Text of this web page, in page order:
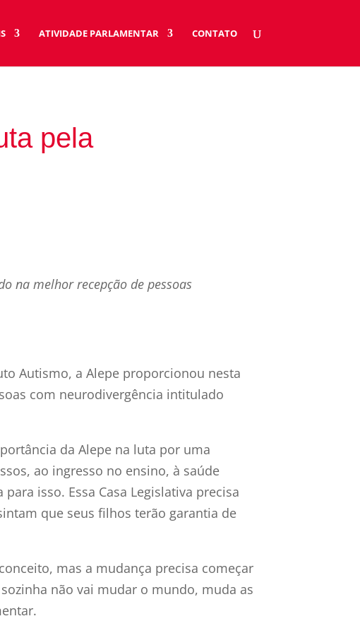
ATIVIDADE PARLAMENTAR CONTATO
pela
na melhor recepção de pessoas
Autismo, a Alepe proporcionou nesta
com neurodivergência intitulado
da Alepe na luta por uma
ao ingresso no ensino, à saúde
isso. Essa Casa Legislativa precisa
que seus filhos terão garantia de
mas a mudança precisa começar
não vai mudar o mundo, muda as